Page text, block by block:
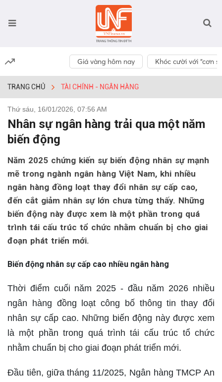
Giá vàng hôm nay Khóc cười với “cơn
TRANG CHỦ TÀI CHÍNH - NGÂN HÀNG
Thứ sáu, 16/01/2026, 07:56 AM
Nhân sự ngân hàng trải qua một năm
biến động
Năm 2025 chứng kiến sự biến động nhân sự mạnh
mẽ trong ngành ngân hàng Việt Nam, khi nhiều
ngân hàng đồng loạt thay đổi nhân sự cấp cao,
đến cắt giảm nhân sự lớn chưa từng thấy. Những
biến động này được xem là một phần trong quá
trình tái cấu trúc tổ chức nhằm chuẩn bị cho giai
đoạn phát triển mới.
Biến động nhân sự cấp cao nhiều ngân hàng
Thời điểm cuối năm 2025 - đầu năm 2026 nhiều
ngân hàng đồng loạt công bố thông tin thay đổi
nhân sự cấp cao. Những biến động này được xem
là một phần trong quá trình tái cấu trúc tổ chức
nhằm chuẩn bị cho giai đoạn phát triển mới.
Đầu tiên, giữa tháng 11/2025, Ngân hàng TMCP An